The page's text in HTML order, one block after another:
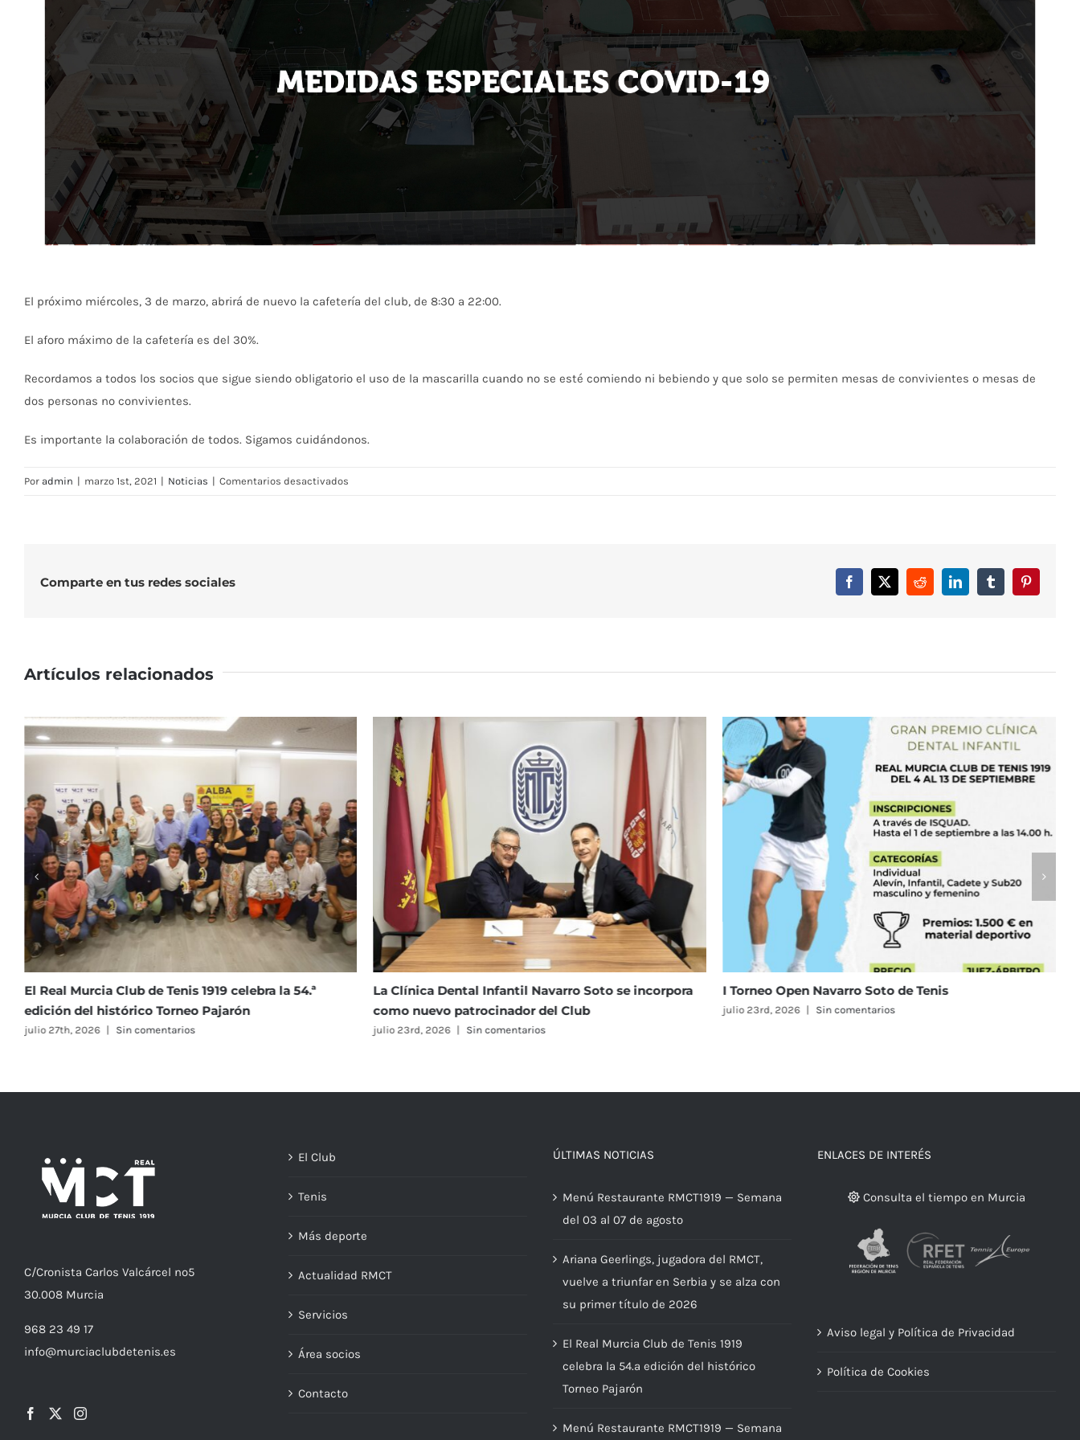
El próximo miércoles, 3 de marzo, abrirá de nuevo la cafetería del club, de 8:30 a 22:00.
El aforo máximo de la cafetería es del 30%.
Recordamos a todos los socios que sigue siendo obligatorio el uso de la mascarilla cuando no se esté comiendo ni bebiendo y que solo se permiten mesas de convivientes o mesas de
dos personas no convivientes.
Es importante la colaboración de todos. Sigamos cuidándonos.
Por admin | marzo 1st, 2021 | Noticias | Comentarios desactivados
Comparte en tus redes sociales Facebook
X RedditLinkedInTumblrPinterest
Artículos relacionados
Tenis 1919 celebra la 54.ª
Pajarón
La Clínica Dental Infantil Navarro Soto se incorpora
como nuevo patrocinador del Club
Sin comentarios
I Torneo Open Navarro Soto de Tenis
julio 23rd, 2026 Sin comentarios
El Real Murcia Club de
C/ Cronista Carlos Valcárcel nº5
30.008 Murcia
968 23 49 17
info@murciaclubdetenis.es
El Club
Tenis
Más deporte
Actualidad RMCT
Servicios
Área socios
Contacto
ÚLTIMAS NOTICIAS
Menú Restaurante RMCT1919 — Semana
del 03 al 07 de agosto
Ariana Geerlings, jugadora del RMCT,
vuelve a triunfar en Serbia y se alza con
su primer título de 2026
El Real Murcia Club de Tenis 1919
celebra la 54.ª edición del histórico
Torneo Pajarón
Menú Restaurante RMCT1919 — Semana
ENLACES DE INTERÉS
Consulta el tiempo en Murcia
Aviso legal y Política de Privacidad
Política de Cookies